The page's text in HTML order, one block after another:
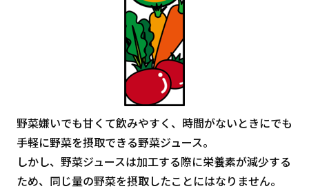
野菜嫌いでも甘くて飲みやすく、時間がないときにでも
手軽に野菜を摂取できる野菜ジュース。
しかし、野菜ジュースは加工する際に栄養素が減少する
ため、同じ量の野菜を摂取したことにはなりません。